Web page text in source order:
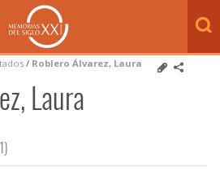
/ Roblero Álvarez, Laura
Laura